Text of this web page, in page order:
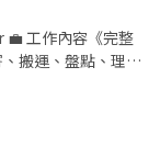
。 3️⃣ 審核通過，
- ⌚ 小提醒：名
💔 別讓滿心期待的
07:00-
🔹晚班：17:30-
(上班時數為2~6
💼 工作內容《完整
搬運、盤點、理貨